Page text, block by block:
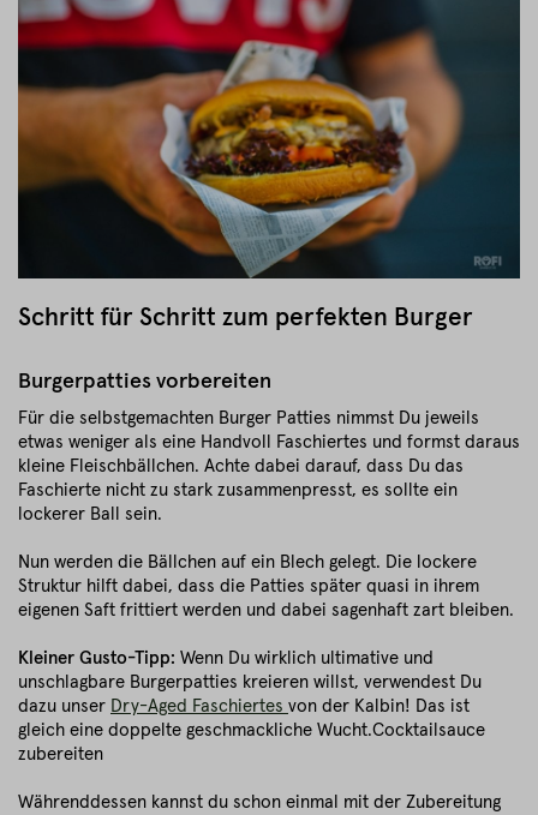
Schritt für Schritt zum perfekten Burger
Burgerpatties vorbereiten
Für die selbstgemachten Burger Patties nimmst Du jeweils
etwas weniger als eine Handvoll Faschiertes und formst daraus
kleine Fleischbällchen. Achte dabei darauf, dass Du das
Faschierte nicht zu stark zusammenpresst, es sollte ein
lockerer Ball sein.
Nun werden die Bällchen auf ein Blech gelegt. Die lockere
Struktur hilft dabei, dass die Patties später quasi in ihrem
eigenen Saft frittiert werden und dabei sagenhaft zart bleiben.
Kleiner Gusto-Tipp: Wenn Du wirklich ultimative und
unschlagbare Burgerpatties kreieren willst, verwendest Du
dazu unser Dry-Aged Faschiertes von der Kalbin! Das ist
gleich eine doppelte geschmackliche Wucht.Cocktailsauce
zubereiten
Währenddessen kannst du schon einmal mit der Zubereitung